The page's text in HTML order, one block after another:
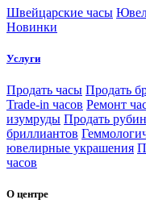
Швейцарские часы
Новинки
Услуги
Продать часы Продать
Trade-in часов Ремонт
изумруды Продать
бриллиантов
ювелирные украшения
часов
О центре